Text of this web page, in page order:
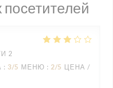
2
: 3/5 МЕНЮ : 2/5 ЦЕНА /